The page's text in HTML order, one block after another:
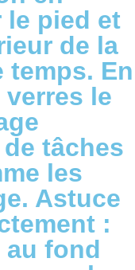
le pied et
de la
temps. En
le
tâches
les
Astuce
:
au fond